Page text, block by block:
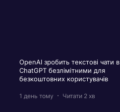
OpenAI зробить текстові чати в
ChatGPT безлімітними для
безкоштовних користувачів
1 день тому Читати 2 хв